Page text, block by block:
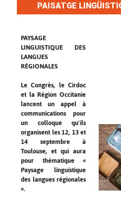
PAISATGE
PAYSAGE
LINGUISTIQUE DES
LANGUES
RÉGIONALES
Le Congrès, le Cirdoc
et la Région Occitanie
lancent un appel à
communications pour
un colloque qu'ils
organisent les 12, 13 et
14 septembre à
Toulouse, et qui aura
pour thématique «
Paysage linguistique
des langues régionales
».